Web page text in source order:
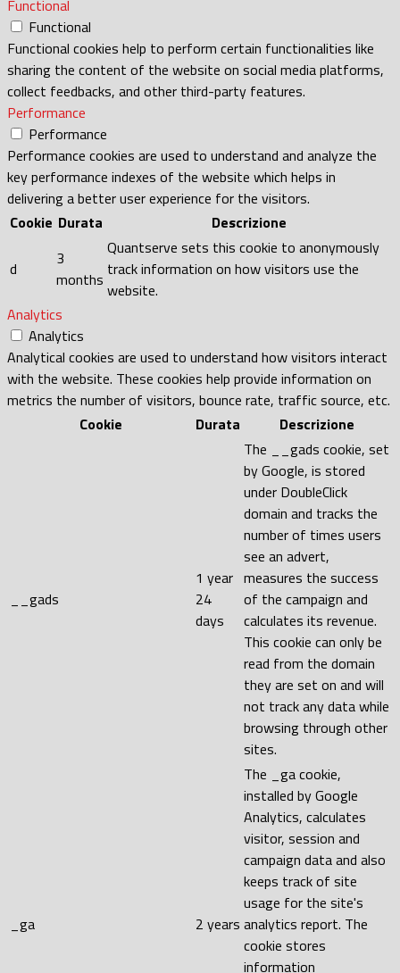
Functional
Functional
Functional cookies help to perform certain functionalities like
sharing the content of the website on social media platforms,
collect feedbacks, and other third-party features.
Performance
Performance
Performance cookies are used to understand and analyze the
key performance indexes of the website which helps in
delivering a better user experience for the visitors.
Cookie Durata Descrizione
d
3
months
Quantserve sets this cookie to anonymously
track information on how visitors use the
website.
Analytics
Analytics
Analytical cookies are used to understand how visitors interact
with the website. These cookies help provide information on
metrics the number of visitors, bounce rate, traffic source, etc.
Cookie
Durata Descrizione
__gads
1 year
24
days
The __gads cookie, set
by Google, is stored
under DoubleClick
domain and tracks the
number of times users
see an advert,
measures the success
of the campaign and
calculates its revenue.
This cookie can only be
read from the domain
they are set on and will
not track any data while
browsing through other
sites.
_ga 2 years
The _ga cookie,
installed by Google
Analytics, calculates
visitor, session and
campaign data and also
keeps track of site
usage for the site's
analytics report. The
cookie stores
information